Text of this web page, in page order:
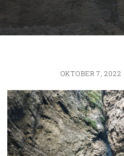
OKTOBER 7, 2022